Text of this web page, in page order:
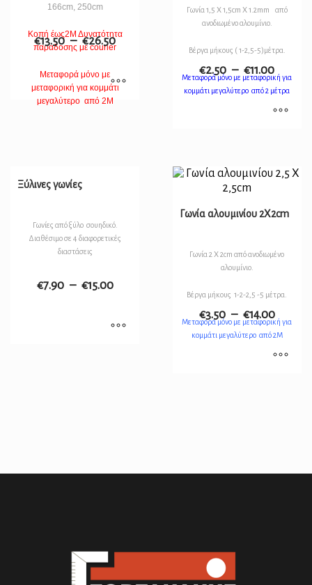
166cm, 250cm
Κοπή έως2Μ Δυνατότητα
παράδοσης με courier
Μεταφορά μόνο με
μεταφορική για κομμάτι
μεγαλύτερο από 2Μ
€13.50 – €26.50
Γωνία 1,5 Χ 1,5cm Χ 1.2mm από
ανοδιωμένο αλουμίνιο.
Βέργα μήκους ( 1-2,5-5)μέτρα.
Μεταφορά μόνο με μεταφορική για
κομμάτι μεγαλύτερο από 2 μέτρα
€2.50 – €11.00
Ξύλινες γωνίες
Γωνίες από ξύλο σουηδικό.
Διαθέσιμο σε 4 διαφορετικές
διαστάσεις
€7.90 – €15.00
Γωνία αλουμινίου 2Χ2cm
Γωνία 2 Χ 2cm από ανοδιωμένο
αλουμίνιο.
Βέργα μήκους 1-2-2,5 -5 μέτρα.
Μεταφορά μόνο με μεταφορική για
κομμάτι μεγαλύτερο από 2Μ
€3.50 – €14.00